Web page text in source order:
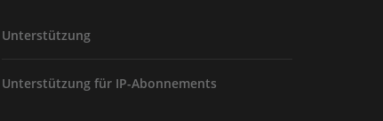
Unterstützung
Unterstützung für IP-Abonnements